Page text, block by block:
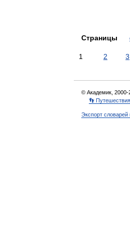
Страницы
1 2 3
© Академик, 2000-
👣 Путешествия
Экспорт словарей